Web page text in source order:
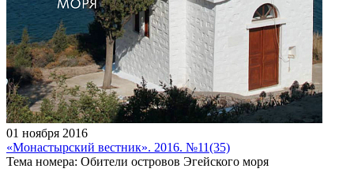
01 ноября 2016
«Монастырский вестник». 2016. №11(35)
Тема номера: Обители островов Эгейского моря